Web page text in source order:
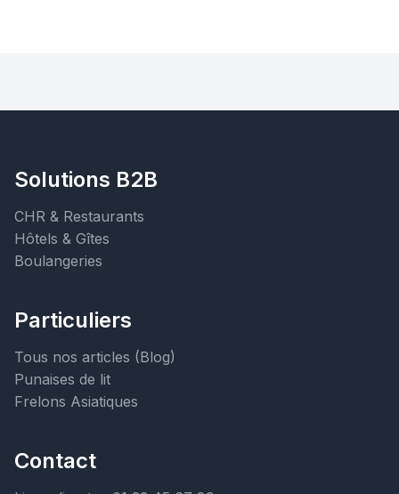
Solutions B2B
CHR & Restaurants
Hôtels & Gîtes
Boulangeries
Particuliers
Tous nos articles (Blog)
Punaises de lit
Frelons Asiatiques
Contact